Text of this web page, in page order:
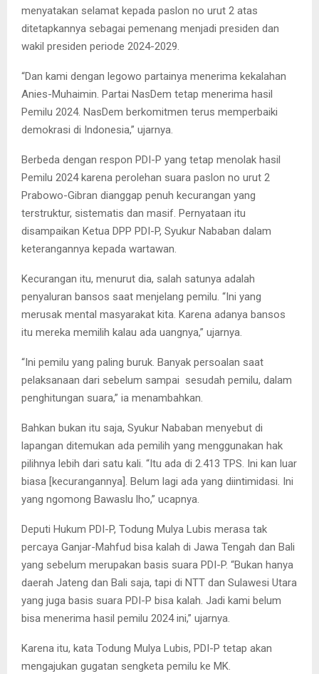
menyatakan selamat kepada paslon no urut 2 atas
ditetapkannya sebagai pemenang menjadi presiden dan
wakil presiden periode 2024-2029.
“Dan kami dengan legowo partainya menerima kekalahan
Anies-Muhaimin. Partai NasDem tetap menerima hasil
Pemilu 2024. NasDem berkomitmen terus memperbaiki
demokrasi di Indonesia,” ujarnya.
Berbeda dengan respon PDI-P yang tetap menolak hasil
Pemilu 2024 karena perolehan suara paslon no urut 2
Prabowo-Gibran dianggap penuh kecurangan yang
terstruktur, sistematis dan masif. Pernyataan itu
disampaikan Ketua DPP PDI-P, Syukur Nababan dalam
keterangannya kepada wartawan.
Kecurangan itu, menurut dia, salah satunya adalah
penyaluran bansos saat menjelang pemilu. “Ini yang
merusak mental masyarakat kita. Karena adanya bansos
itu mereka memilih kalau ada uangnya,” ujarnya.
“Ini pemilu yang paling buruk. Banyak persoalan saat
pelaksanaan dari sebelum sampai sesudah pemilu, dalam
penghitungan suara,” ia menambahkan.
Bahkan bukan itu saja, Syukur Nababan menyebut di
lapangan ditemukan ada pemilih yang menggunakan hak
pilihnya lebih dari satu kali. “Itu ada di 2.413 TPS. Ini kan luar
biasa [kecurangannya]. Belum lagi ada yang diintimidasi. Ini
yang ngomong Bawaslu lho,” ucapnya.
Deputi Hukum PDI-P, Todung Mulya Lubis merasa tak
percaya Ganjar-Mahfud bisa kalah di Jawa Tengah dan Bali
yang sebelum merupakan basis suara PDI-P. “Bukan hanya
daerah Jateng dan Bali saja, tapi di NTT dan Sulawesi Utara
yang juga basis suara PDI-P bisa kalah. Jadi kami belum
bisa menerima hasil pemilu 2024 ini,” ujarnya.
Karena itu, kata Todung Mulya Lubis, PDI-P tetap akan
mengajukan gugatan sengketa pemilu ke MK.